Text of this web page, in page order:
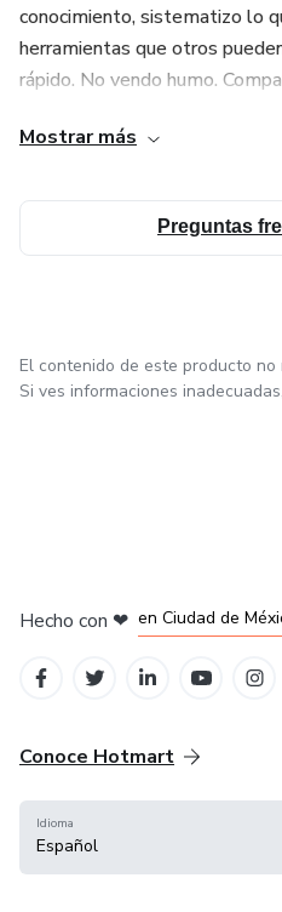
conocimiento, sistematizo lo
herramientas que otros
rápido. No vendo humo.
vida.
Si estás buscando a alguien
soy tu opción. Pero si buscas
Aquí no vas a encontrar
Mostrar más
Preguntas
El contenido de este producto
Si ves informaciones inadecuadas,
Hecho con ❤ en Ciudad de
Conoce Hotmart
Idioma
Español